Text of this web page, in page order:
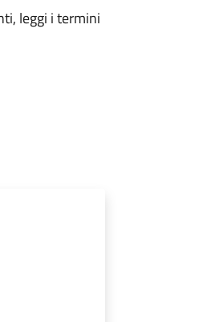
leggi i termini